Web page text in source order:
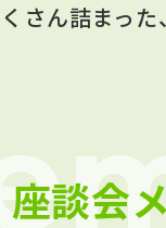
さん詰まっ
座談会